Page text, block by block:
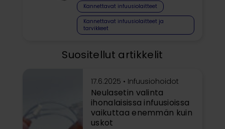
Kannettavat infuusiolaitteet
Kannettavat infuusiolaitteet ja
tarvikkeet
Suositellut artikkelit
17.6.2025 • Infuusiohoidot
Neulasetin valinta
ihonalaisissa infuusioissa
vaikuttaa enemmän kuin
uskot